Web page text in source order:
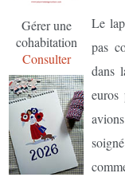
Gérer une
cohabitation
Consulter
Le
pas
dans
euros